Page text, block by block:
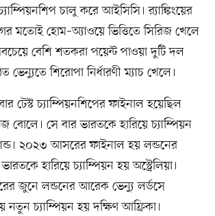
চালু করে আইসিসি। র‍্যাঙ্কিংয়ের
মতোই হোম–অ্যাওয়ে ভিত্তিতে সিরিজ খেলে
বেশি শতকরা পয়েন্ট পাওয়া দুটি দল
ভেন্যুতে শিরোপা নির্ধারণী ম্যাচ খেলে।
টেস্ট চ্যাম্পিয়নশিপের ফাইনাল হয়েছিল
বোলে। সে বার ভারতকে হারিয়ে চ্যাম্পিয়ন
২০২৩ আসরের ফাইনাল হয় লন্ডনের
হারিয়ে চ্যাম্পিয়ন হয় অস্ট্রেলিয়া।
জুনে লন্ডনের আরেক ভেন্যু লর্ডসে
নতুন চ্যাম্পিয়ন হয় দক্ষিণ আফ্রিকা।